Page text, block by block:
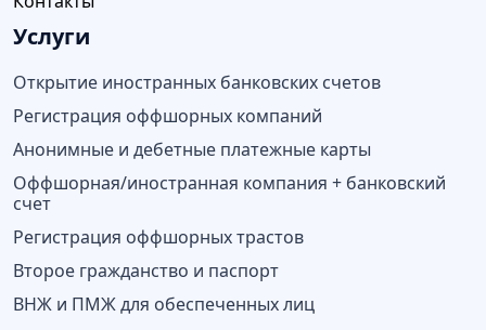
Услуги
Открытие иностранных банковских счетов
Регистрация оффшорных компаний
Анонимные и дебетные платежные карты
Оффшорная/иностранная компания + банковский
счет
Регистрация оффшорных трастов
Второе гражданство и паспорт
ВНЖ и ПМЖ для обеспеченных лиц